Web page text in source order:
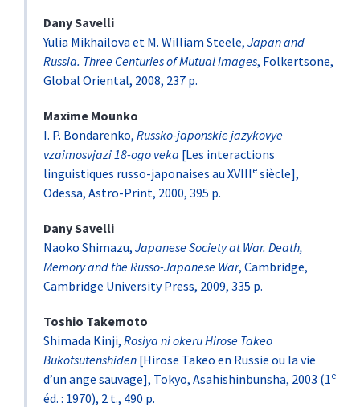
DanySavelli
Yulia Mikhailova et M. William Steele, Japan and
Russia. Three Centuries of Mutual Images, Folkertsone,
Global Oriental, 2008, 237 p.
Maxime Mounko
I. P. Bondarenko, Russko-japonskie jazykovye
vzaimosvjazi 18-ogo veka [Les interactions
linguistiques russo-japonaises au XVIIIe siècle],
Odessa, Astro-Print, 2000, 395 p.
DanySavelli
Naoko Shimazu, Japanese Society at War. Death,
Memory and the Russo-Japanese War, Cambridge,
Cambridge University Press, 2009, 335 p.
Toshio Takemoto
Shimada Kinji, Rosiya ni okeru Hirose Takeo
Bukotsutenshiden [Hirose Takeo en Russie ou la vie
d’un ange sauvage], Tokyo, Asahishinbunsha, 2003 (1e
éd. : 1970), 2 t., 490 p.